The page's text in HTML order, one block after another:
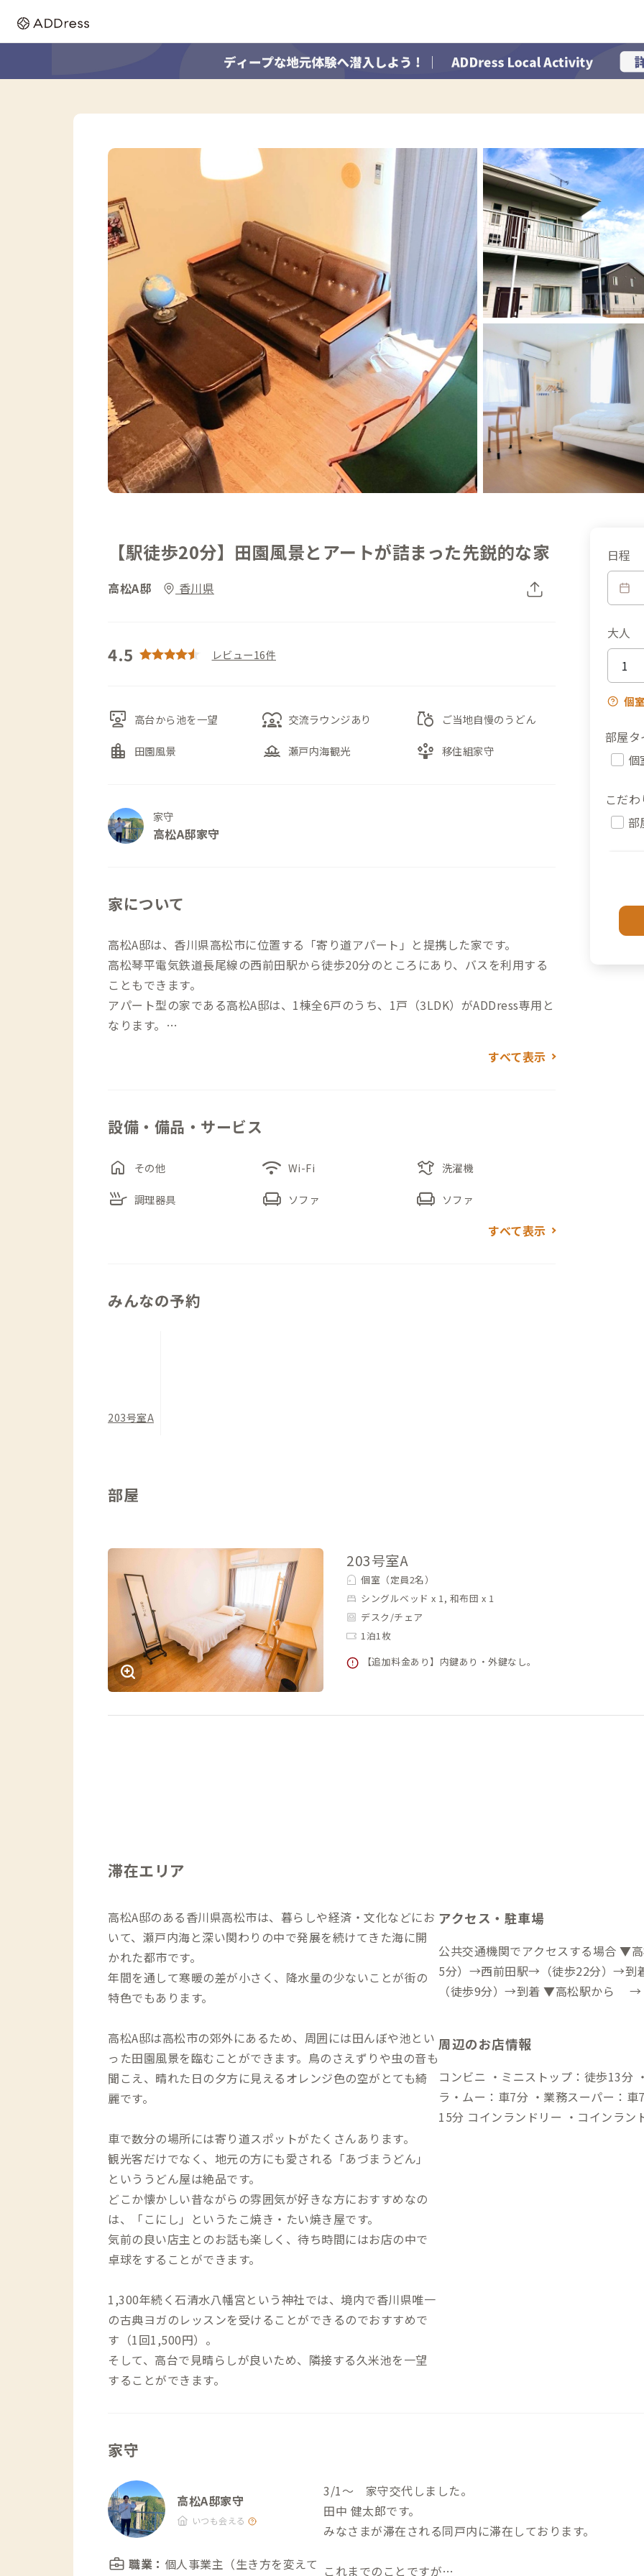
【駅徒歩20分】田園風景とアートが詰まった先鋭的な家
高松A邸 香川県
4.5 レビュー16件
interactive_space 高台から池を一望 diversity_1 交流ラウンジあり grocery ご当地自慢のうどん
location_city 田園風景 houseboat 瀬戸内海観光 person_play 移住組家守
家守
高松A邸家守
家について
高松A邸は、香川県高松市に位置する「寄り道アパート」と提携した家です。
高松琴平電気鉄道長尾線の西前田駅から徒歩20分のところにあり、バスを利用する
こともできます。
アパート型の家である高松A邸は、1棟全6戸のうち、1戸（3LDK）がADDress専用と
なります。
交流をしながらちょっとした作業を行いたい方には、同敷地内の別棟にあるADDres
デザインされた高松A邸は、お部屋に入ると周辺の緑豊かな田園風景とは一変して先
すべて表示
設備・備品・サービス
home その他 wifi Wi-Fi laundry 洗濯機
skillet 調理器具 chair ソファ chair ソファ
すべて表示
日程
大人
個
部屋タ
個
こだ
部
みんなの予約
203号室A
部屋
203号室A
個室（定員2名）
シングルベッド x 1, 和布団 x 1
デスク/チェア
1泊1枚
【追加料金あり】内鍵あり・外鍵なし。
滞在エリア
高松A邸のある香川県高松市は、暮らしや経済・文化などにお
いて、瀬戸内海と深い関わりの中で発展を続けてきた海に開
かれた都市です。
年間を通して寒暖の差が小さく、降水量の少ないことが街の
特色でもあります。
高松A邸は高松市の郊外にあるため、周囲には田んぼや池とい
った田園風景を臨むことができます。鳥のさえずりや虫の音も
聞こえ、晴れた日の夕方に見えるオレンジ色の空がとても綺
麗です。
車で数分の場所には寄り道スポットがたくさんあります。
観光客だけでなく、地元の方にも愛される「あづまうどん」
といううどん屋は絶品です。
どこか懐かしい昔ながらの雰囲気が好きな方におすすめなの
は、「こにし」というたこ焼き・たい焼き屋です。
気前の良い店主とのお話も楽しく、待ち時間にはお店の中で
卓球をすることができます。
1,300年続く石清水八幡宮という神社では、境内で香川県唯一
の古典ヨガのレッスンを受けることができるのでおすすめで
す（1回1,500円）。
そして、高台で見晴らしが良いため、隣接する久米池を一望
することができます。
アクセス・駐車場
公共交通機関でアクセスする場合
5分）→西前田駅→（徒歩22分）→
（徒歩9分）→到着 ▼高松駅から →
分）→到着 ▼高松駅から →（一般
周辺のお店情報
コンビニ ・ミニストップ：徒歩13分 ・フ
ラ・ムー：車7分 ・業務スーパー：
15分 コインランドリー ・コインランドリーたかた：車5分 ・コインランドリ
家守
高松A邸家守
いつも会える
職業： 個人事業主（生き方を変えて
3/1〜 家守交代しました。
田中 健太郎です。
みなさまが滞在される同戸内に滞在しております。
これまでのことですが…